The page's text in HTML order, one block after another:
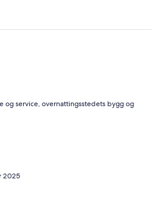
og service, overnattingsstedets bygg og
2025